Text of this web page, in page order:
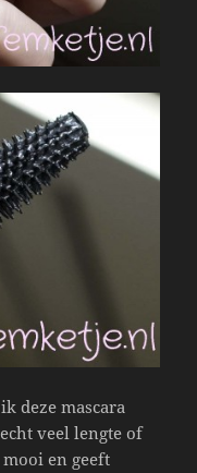
deze mascara
veel lengte of
en geeft